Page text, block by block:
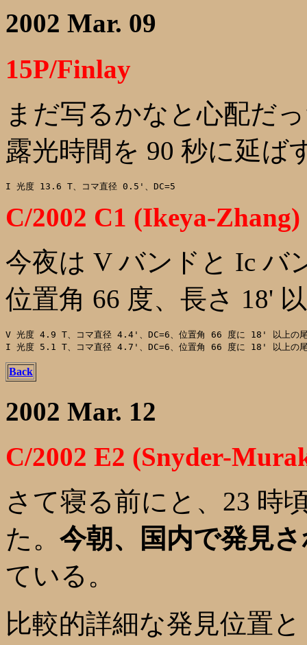
2002 Mar. 09
15P/Finlay
まだ写るかなと心配だ
露光時間を 90 秒に延ば
C/2002 C1 (Ikeya-Zhang)
今夜は V バンドと Ic バ
位置角 66 度、長さ 18'
V 光度 4.9 T、コマ直径 4.4'、DC=6、位置角 66 度に 18' 以上の
Back
2002 Mar. 12
C/2002 E2 (Snyder-
さて寝る前にと、23 時
た。 今朝、国内で発見
ている。
比較的詳細な発見位置